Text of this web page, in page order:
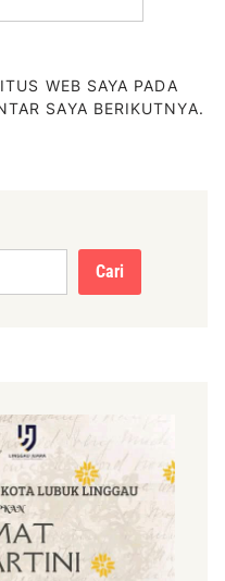
WEB SAYA PADA
SAYA BERIKUTNYA.
Cari